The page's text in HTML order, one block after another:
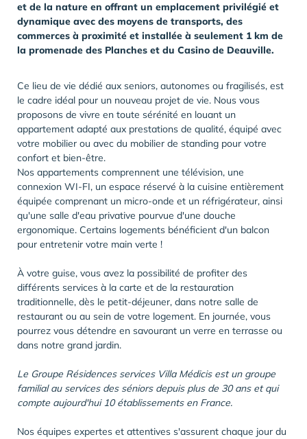
et de la nature en offrant un emplacement privilégié et
dynamique avec des moyens de transports, des
commerces à proximité et installée à seulement 1 km de
la promenade des Planches et du Casino de Deauville.
Ce lieu de vie dédié aux seniors, autonomes ou fragilisés, est
le cadre idéal pour un nouveau projet de vie. Nous vous
proposons de vivre en toute sérénité en louant un
appartement adapté aux prestations de qualité, équipé avec
votre mobilier ou avec du mobilier de standing pour votre
confort et bien-être.
Nos appartements comprennent une télévision, une
connexion WI-FI, un espace réservé à la cuisine entièrement
équipée comprenant un micro-onde et un réfrigérateur, ainsi
qu'une salle d'eau privative pourvue d'une douche
ergonomique. Certains logements bénéficient d'un balcon
pour entretenir votre main verte !
À votre guise, vous avez la possibilité de profiter des
différents services à la carte et de la restauration
traditionnelle, dès le petit-déjeuner, dans notre salle de
restaurant ou au sein de votre logement. En journée, vous
pourrez vous détendre en savourant un verre en terrasse ou
dans notre grand jardin.
Le Groupe Résidences services Villa Médicis est un groupe
familial au services des séniors depuis plus de 30 ans et qui
compte aujourd'hui 10 établissements en France.
Nos équipes expertes et attentives s'assurent chaque jour du